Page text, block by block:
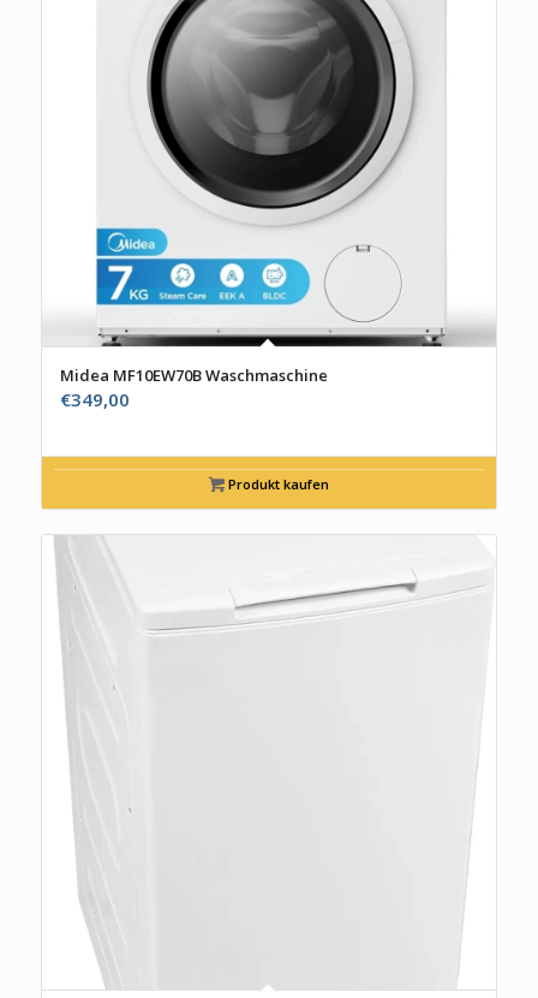
Midea MF10EW70B Waschmaschine
€349,00
Produkt kaufen